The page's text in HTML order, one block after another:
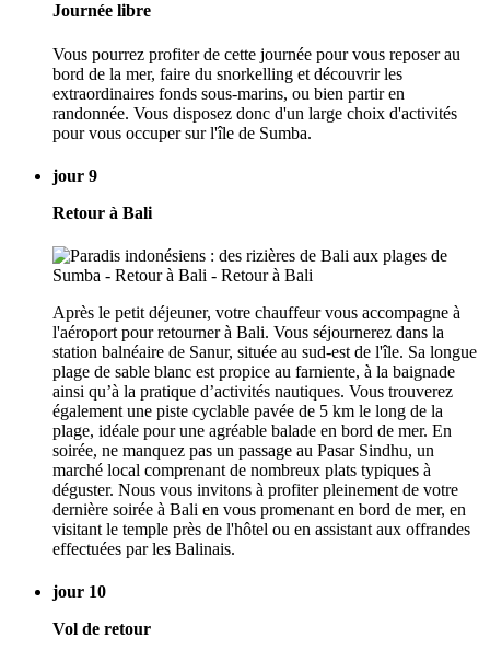
Journée libre
Vous pourrez profiter de cette journée pour vous reposer au
bord de la mer, faire du snorkelling et découvrir les
extraordinaires fonds sous-marins, ou bien partir en
randonnée. Vous disposez donc d'un large choix d'activités
pour vous occuper sur l'île de Sumba.
jour 9
Retour à Bali
Après le petit déjeuner, votre chauffeur vous accompagne à
l'aéroport pour retourner à Bali. Vous séjournerez dans la
station balnéaire de Sanur, située au sud-est de l'île. Sa longue
plage de sable blanc est propice au farniente, à la baignade
ainsi qu’à la pratique d’activités nautiques. Vous trouverez
également une piste cyclable pavée de 5 km le long de la
plage, idéale pour une agréable balade en bord de mer. En
soirée, ne manquez pas un passage au Pasar Sindhu, un
marché local comprenant de nombreux plats typiques à
déguster. Nous vous invitons à profiter pleinement de votre
dernière soirée à Bali en vous promenant en bord de mer, en
visitant le temple près de l'hôtel ou en assistant aux offrandes
effectuées par les Balinais.
jour 10
Vol de retour